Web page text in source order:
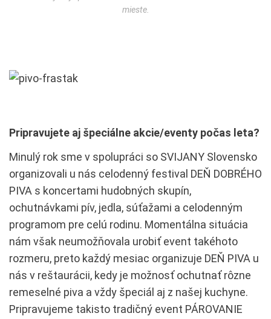
mieste.
Pripravujete aj špeciálne akcie/eventy počas leta?
Minulý rok sme v spolupráci so SVIJANY Slovensko
organizovali u nás celodenný festival DEŇ DOBRÉHO
PIVA s koncertami hudobných skupín,
ochutnávkami pív, jedla, súťažami a celodenným
programom pre celú rodinu. Momentálna situácia
nám však neumožňovala urobiť event takéhoto
rozmeru, preto každý mesiac organizuje DEŇ PIVA u
nás v reštaurácii, kedy je možnosť ochutnať rôzne
remeselné piva a vždy špeciál aj z našej kuchyne.
Pripravujeme takisto tradičný event PÁROVANIE